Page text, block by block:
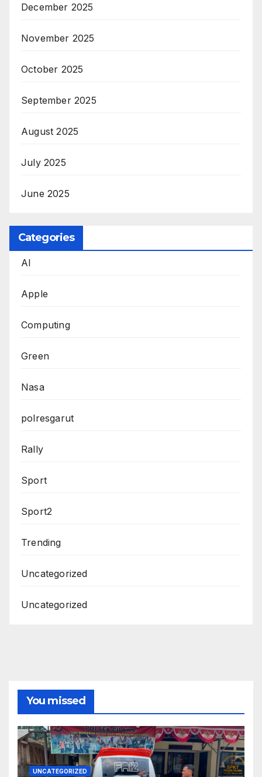
December 2025
November 2025
October 2025
September 2025
August 2025
July 2025
June 2025
Categories
AI
Apple
Computing
Green
Nasa
polresgarut
Rally
Sport
Sport2
Trending
Uncategorized
Uncategorized
You missed
UNCATEGORIZED